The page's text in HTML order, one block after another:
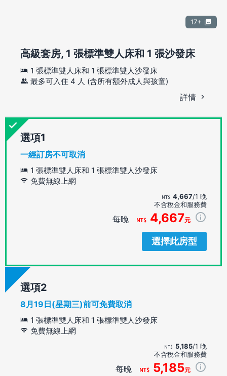
17+
高級套房, 1 張標準雙人床和 1 張沙發床
1 張標準雙人床和 1 張標準雙人沙發床
最多可入住 4 人 (含所有額外成人與孩童)
詳情
選項
一經訂房不可取消
1 張標準雙人床和 1 張標準雙人沙發床
免費無線上網
4,667/1 晚
不含稅金和服務費
每晚 4,667元
選擇此房型
選項
8月19日(星期三)前可免費取消
1 張標準雙人床和 1 張標準雙人沙發床
免費無線上網
5,185/1 晚
不含稅金和服務費
每晚 5,185元